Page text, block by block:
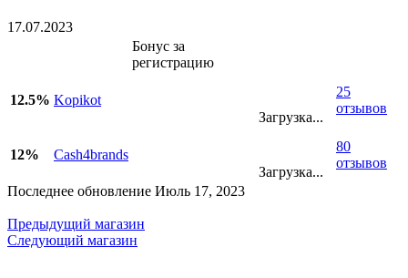
17.07.2023
Бонус за
регистрацию
12.5% Kopikot
Загрузка...
25
отзывов
12%
Cash4brands
Загрузка...
80
отзывов
Последнее обновление Июль 17, 2023
Предыдущий магазин
Следующий магазин